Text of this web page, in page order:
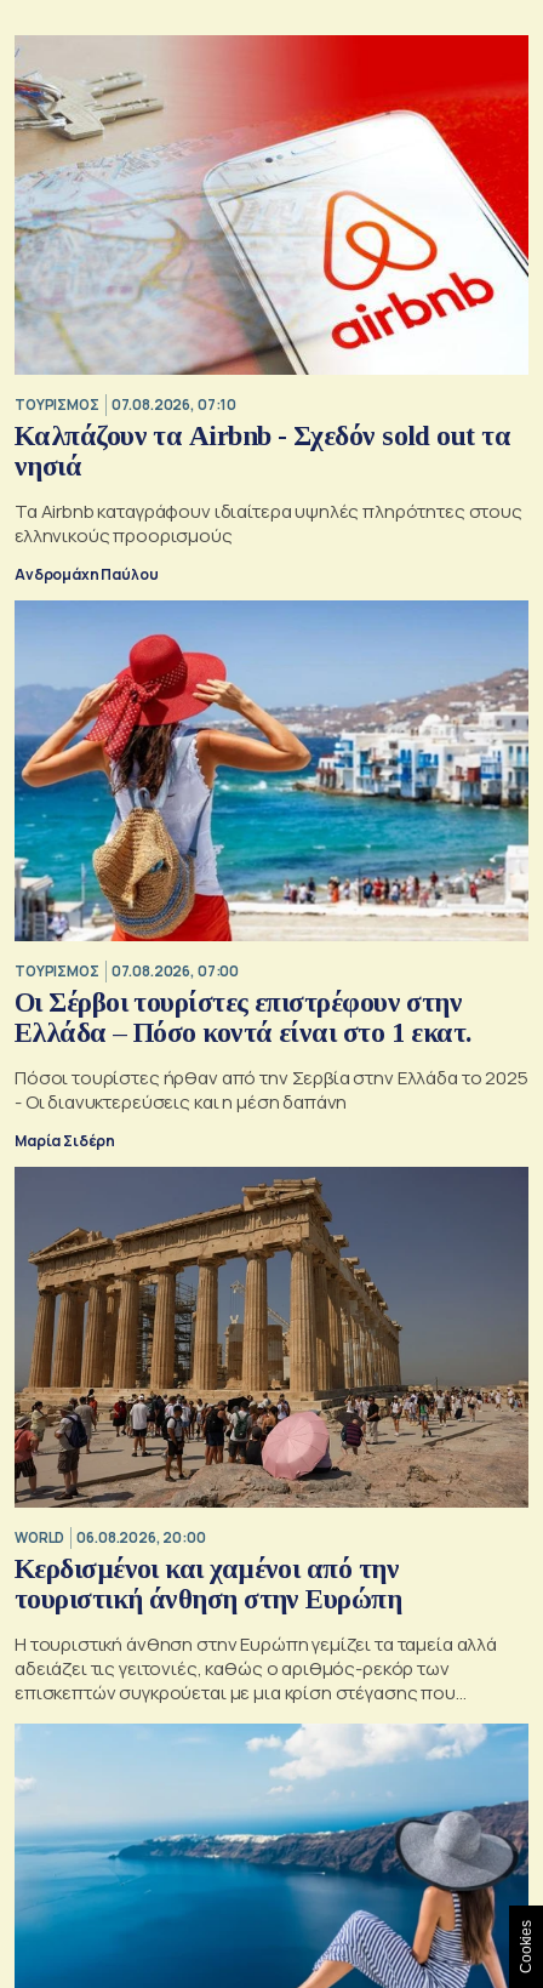
ΤΟΥΡΙΣΜΟΣ 07.08.2026, 07:10
Καλπάζουν τα Airbnb - Σχεδόν sold out τα
νησιά
Τα Airbnb καταγράφουν ιδιαίτερα υψηλές πληρότητες στους
ελληνικούς προορισμούς
Ανδρομάχη Παύλου
ΤΟΥΡΙΣΜΟΣ 07.08.2026, 07:00
Οι Σέρβοι τουρίστες επιστρέφουν στην
Ελλάδα – Πόσο κοντά είναι στο 1 εκατ.
Πόσοι τουρίστες ήρθαν από την Σερβία στην Ελλάδα το 2025
- Οι διανυκτερεύσεις και η μέση δαπάνη
Μαρία Σιδέρη
WORLD 06.08.2026, 20:00
Κερδισμένοι και χαμένοι από την
τουριστική άνθηση στην Ευρώπη
Η τουριστική άνθηση στην Ευρώπη γεμίζει τα ταμεία αλλά
αδειάζει τις γειτονιές, καθώς ο αριθμός-ρεκόρ των
επισκεπτών συγκρούεται με μια κρίση στέγασης που
Cookies